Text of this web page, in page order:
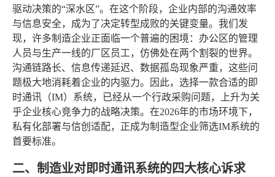
驱动决策的“深水区”。在这个阶段，企业内部的沟通效率
与信息安全，成为了决定转型成败的关键变量。我们发
现，许多制造企业正面临一个普遍的困境：办公区的管理
人员与生产一线的厂区员工，仿佛处在两个割裂的世界。
沟通链路长、信息传递延迟、数据孤岛现象严重，这些问
题极大地消耗着企业的内驱力。因此，选择一款合适的即
时通讯（IM）系统，已经从一个行政采购问题，上升为关
乎企业核心竞争力的战略决策。在2026年的市场环境下，
私有化部署与信创适配，正成为制造型企业筛选IM系统的
首要标准。
二、制造业对即时通讯系统的四大核心诉求